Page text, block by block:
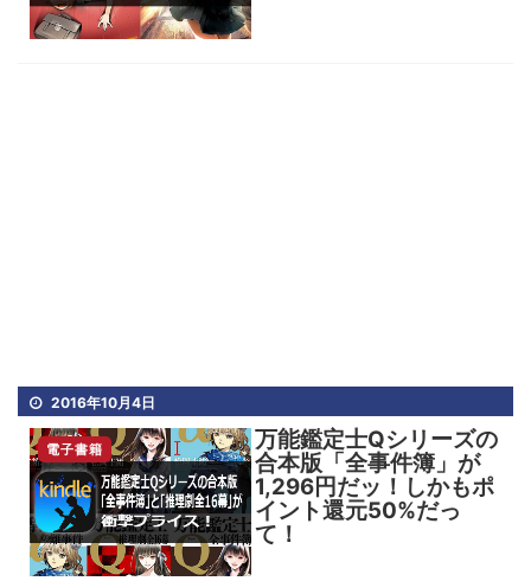
2016年10月4日
電子書籍
万能鑑定士Qシリーズの
合本版「全事件簿」が
1,296円だッ！しかもポ
イント還元50%だっ
て！